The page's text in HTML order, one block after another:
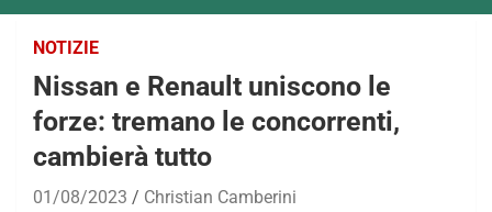
NOTIZIE
Nissan e Renault uniscono le
forze: tremano le concorrenti,
cambierà tutto
01/08/2023 Christian Camberini